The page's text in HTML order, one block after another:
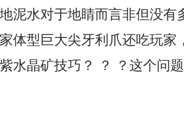
泥水对于地睛而言非但没有
体型巨大尖牙利爪还吃玩家
水晶矿技巧？ ？ ？这个问